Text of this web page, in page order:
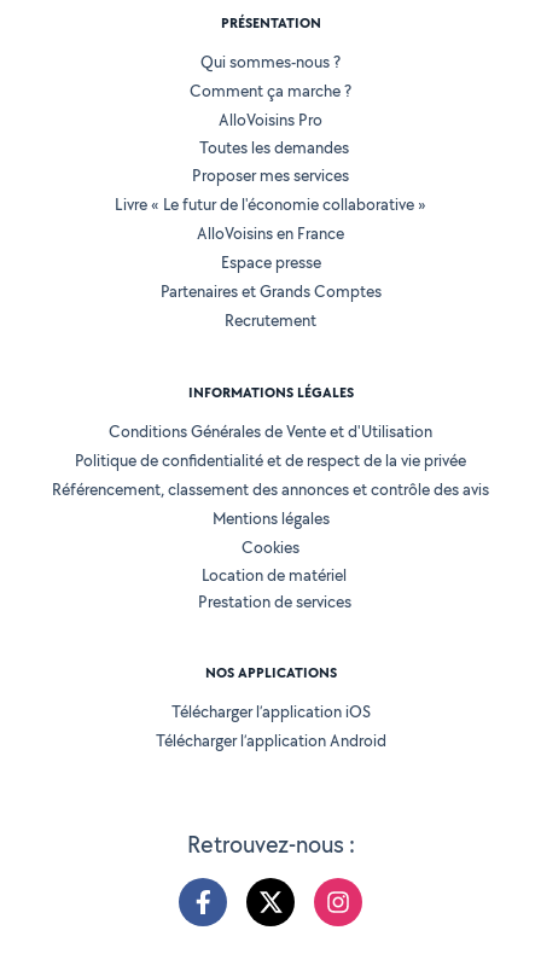
Retrouvez-nous :
PRÉSENTATION
Qui sommes-nous ?
Comment ça marche ?
AlloVoisins Pro
Toutes les demandes
Proposer mes services
Livre « Le futur de l'économie collaborative »
AlloVoisins en France
Espace presse
Partenaires et Grands Comptes
Recrutement
INFORMATIONS LÉGALES
Conditions Générales de Vente et d'Utilisation
Politique de confidentialité et de respect de la vie privée
Référencement, classement des annonces et contrôle des avis
Mentions légales
Cookies
Location de matériel
Prestation de services
NOS APPLICATIONS
Télécharger l’application iOS
Télécharger l’application Android